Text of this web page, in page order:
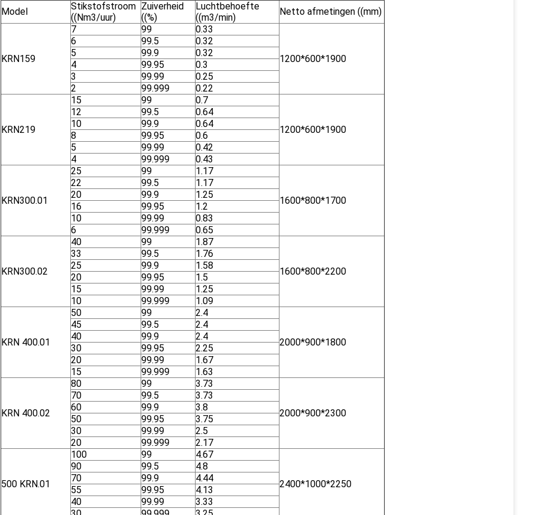
Model
Stikstofstroom
((Nm3/uur)
Zuiverheid
((%)
Luchtbehoefte
((m3/min)
Netto afmetingen ((mm)
KRN159
7 99 0.33
1200*600*1900
6 99.5
0.32
5
99.9
0.32
4
99.95
0.3
3
99.99
0.25
2
99.999 0.22
KRN219
15 99 0.7
1200*600*1900
12 99.5
0.64
10
99.9
0.64
8
99.95
0.6
5
99.99
0.42
4
99.999 0.43
KRN300.01
25 99 1.17
1600*800*1700
22 99.5
1.17
20
99.9
1.25
16
99.95
1.2
10
99.99
0.83
6
99.999 0.65
KRN300.02
40 99 1.87
1600*800*2200
33 99.5
1.76
25
99.9
1.58
20
99.95
1.5
15
99.99
1.25
10
99.999 1.09
KRN 400.01
50 99 2.4
2000*900*1800
45 99.5
2.4
40
99.9
2.4
30
99.95
2.25
20
99.99
1.67
15
99.999 1.63
KRN 400.02
80 99 3.73
2000*900*2300
70 99.5
3.73
60
99.9
3.8
50
99.95
3.75
30
99.99
2.5
20
99.999 2.17
500 KRN.01
100 99 4.67
2400*1000*2250
90 99.5
4.8
70
99.9
4.44
55
99.95
4.13
40
99.99
3.33